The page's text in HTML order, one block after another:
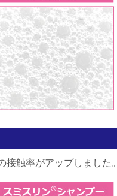
触率がアップしました。